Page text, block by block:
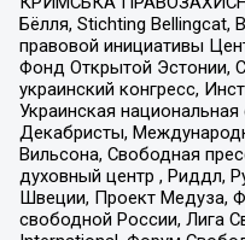
Бёлля, Stichting Bellingcat,
правовой инициативы
Фонд Открытой Эстонии,
украинский конгресс,
Украинская
Декабристы,
Вильсона, Свободная
духовный центр , Риддл,
Швеции, Проект Медуза,
свободной России, Лига